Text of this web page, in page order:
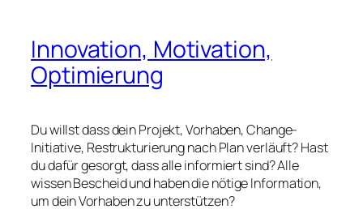
Innovation, Motivation,
Optimierung
Du willst dass dein Projekt, Vorhaben, Change-
Initiative, Restrukturierung nach Plan verläuft? Hast
du dafür gesorgt, dass alle informiert sind? Alle
wissen Bescheid und haben die nötige Information,
um dein Vorhaben zu unterstützen?